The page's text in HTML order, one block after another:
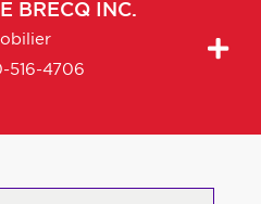
BRECQ INC.
516-4706